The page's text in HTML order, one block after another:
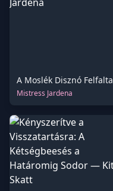
Mistress Jardena